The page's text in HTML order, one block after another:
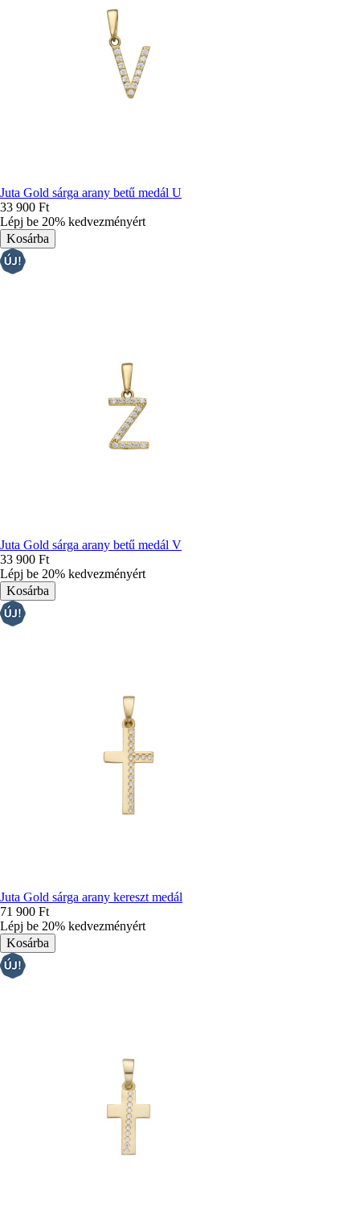
Juta Gold sárga arany betű medál U
33 900 Ft
Lépj be 20% kedvezményért
Juta Gold sárga arany betű medál V
33 900 Ft
Lépj be 20% kedvezményért
Juta Gold sárga arany kereszt medál
71 900 Ft
Lépj be 20% kedvezményért